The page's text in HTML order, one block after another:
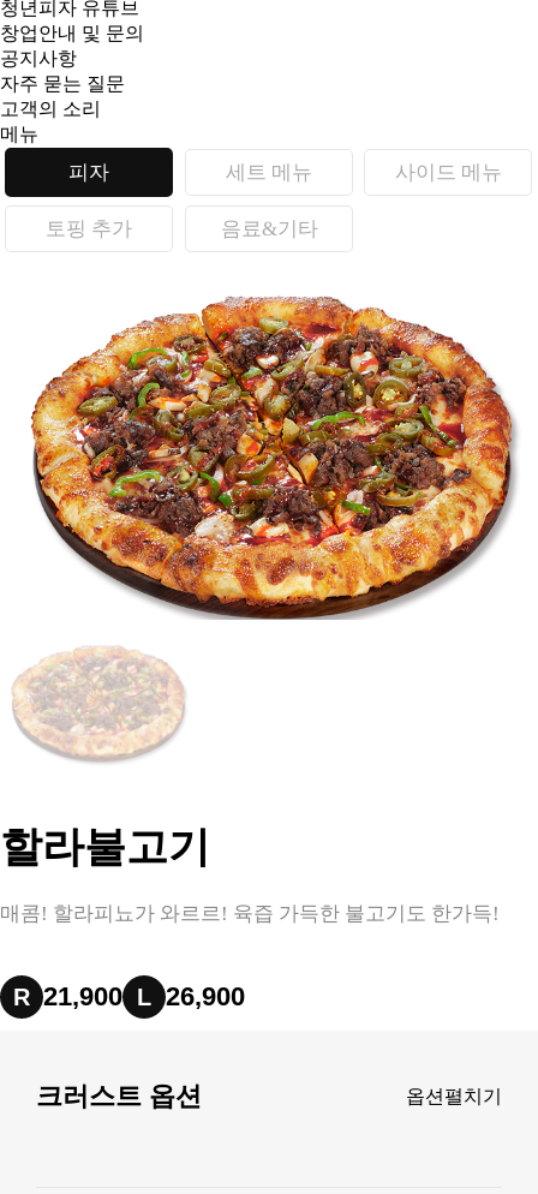
청년피자 유튜브
창업안내 및 문의
공지사항
자주 묻는 질문
고객의 소리
메뉴
피자 세트 메뉴 사이드 메뉴
토핑 추가 음료&기타
할라불고기
매콤! 할라피뇨가 와르르! 육즙 가득한 불고기도 한가득!
R 21,900 L 26,900
크러스트 옵션 옵션펼치기